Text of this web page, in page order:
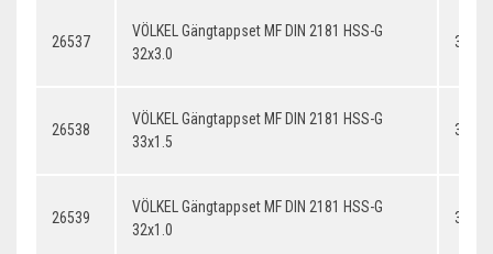
26537
VÖLKEL Gängtappset MF DIN 2181 HSS-G
32x3.0
26538
VÖLKEL Gängtappset MF DIN 2181 HSS-G
33x1.5
26539
VÖLKEL Gängtappset MF DIN 2181 HSS-G
32x1.0